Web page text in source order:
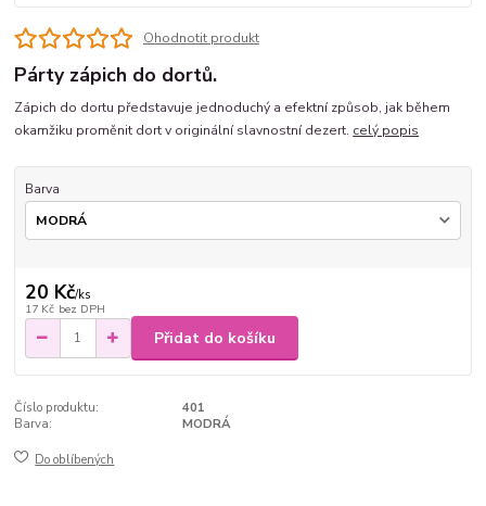
Ohodnotit produkt
Párty zápich do dortů.
Zápich do dortu představuje jednoduchý a efektní způsob, jak během
okamžiku proměnit dort v originální slavnostní dezert. celý popis
Barva
20 Kč/ks
17 Kč bez DPH
Přidat do košíku
Číslo produktu:
401
Barva:
MODRÁ
Do oblíbených